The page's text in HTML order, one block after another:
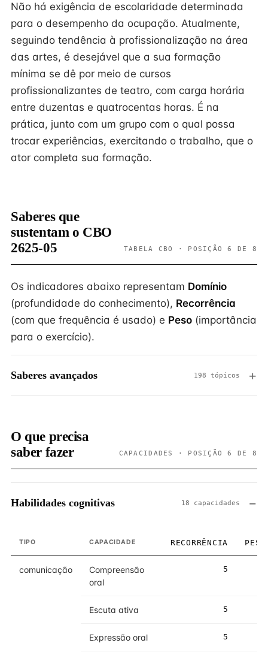
Não há exigência de escolaridade determinada
para o desempenho da ocupação. Atualmente,
seguindo tendência à profissionalização na área
das artes, é desejável que a sua formação
mínima se dê por meio de cursos
profissionalizantes de teatro, com carga horária
entre duzentas e quatrocentas horas. É na
prática, junto com um grupo com o qual possa
trocar experiências, exercitando o trabalho, que o
ator completa sua formação.
Saberes que
sustentam o CBO
2625-05
TABELA CBO · POSIÇÃO 6 DE 8
Os indicadores abaixo representam Domínio
(profundidade do conhecimento), Recorrência
(com que frequência é usado) e Peso (importância
para o exercício).
Saberes avançados 198 tópicos
O que precisa
saber fazer
CAPACIDADES · POSIÇÃO 6 DE 8
Habilidades cognitivas 18 capacidades
TIPO CAPACIDADE RECORRÊNCIA PESO
comunicação
Compreensão
oral
5
Escuta ativa 5
Expressão oral 5